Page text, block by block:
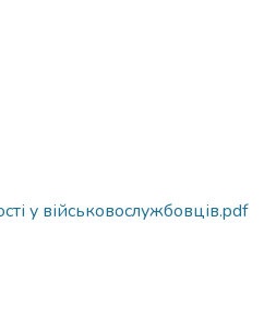
у військовослужбовців.pdf